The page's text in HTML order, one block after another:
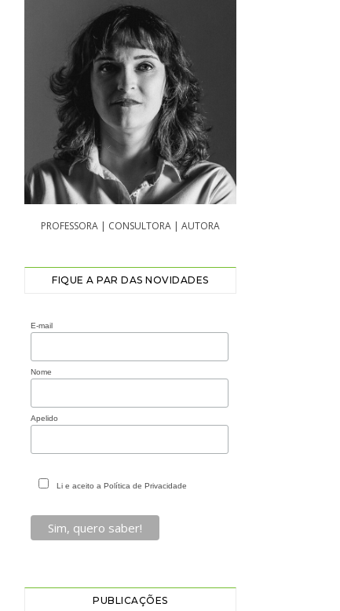
PROFESSORA | CONSULTORA | AUTORA
FIQUE A PAR DAS NOVIDADES
E-mail
Nome
Apelido
Li e aceito a Política de Privacidade
PUBLICAÇÕES